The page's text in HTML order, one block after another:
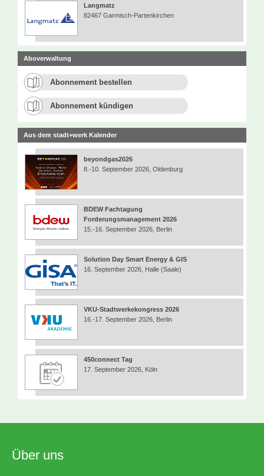
Langmatz
82467 Garmisch-Partenkirchen
Aboverwaltung
Abonnement bestellen
Abonnement kündigen
Aus dem stadt+werk Kalender
beyondgas2026
8.-10. September 2026, Oldenburg
BDEW Fachtagung
Forderungsmanagement 2026
15.-16. September 2026, Berlin
Solution Day Smart Energy & GIS
16. September 2026, Halle (Saale)
VKU-Stadtwerkekongress 2026
16.-17. September 2026, Berlin
450connect Tag
17. September 2026, Köln
Über uns